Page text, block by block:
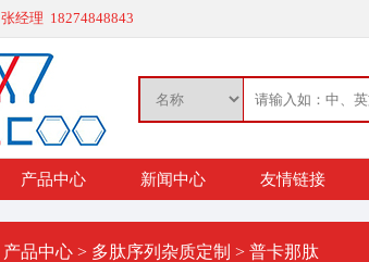
张经理 18274848843
产品中心 新闻中心 友情链接
产品中心 > 多肽序列杂质定制 > 普卡那肽